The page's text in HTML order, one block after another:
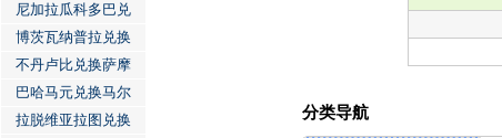
尼加拉瓜科多巴兑
博茨瓦纳普拉兑换
不丹卢比兑换萨摩
巴哈马元兑换马尔
拉脱维亚拉图兑换
分类导航